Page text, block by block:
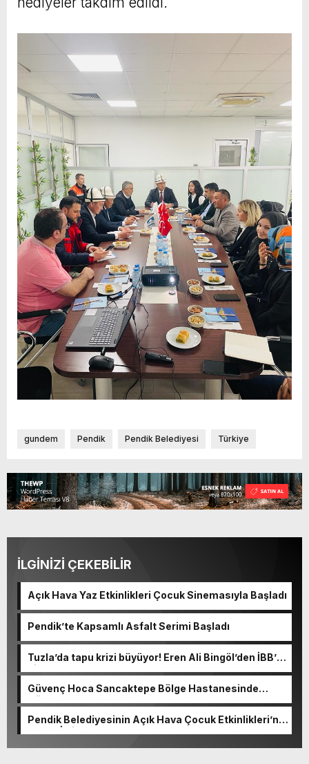
gundem Pendik Pendik Belediyesi Türkiye
İLGİNİZİ ÇEKEBİLİR
Açık Hava Yaz Etkinlikleri Çocuk Sinemasıyla Başladı
Pendik’te Kapsamlı Asfalt Serimi Başladı
Tuzla’da tapu krizi büyüyor! Eren Ali Bingöl’den İBB’ye
dikkat çeken sorular
Güvenç Hoca Sancaktepe Bölge Hastanesinde
Göreve Başladı
Pendik Belediyesinin Açık Hava Çocuk Etkinlikleri’ne
Yoğun İlgi